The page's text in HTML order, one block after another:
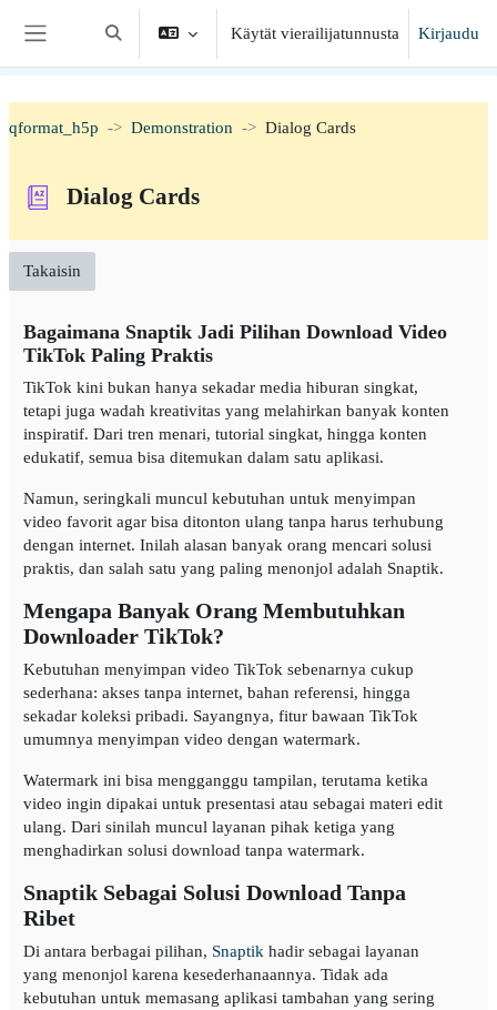
Vaihda hakusyöttöä
Käytät vierailijatunnusta Kirjaudu
qformat_h5p Demonstration Dialog Cards
Dialog Cards
Takaisin
Bagaimana Snaptik Jadi Pilihan Download Video
TikTok Paling Praktis
TikTok kini bukan hanya sekadar media hiburan singkat,
tetapi juga wadah kreativitas yang melahirkan banyak konten
inspiratif. Dari tren menari, tutorial singkat, hingga konten
edukatif, semua bisa ditemukan dalam satu aplikasi.
Namun, seringkali muncul kebutuhan untuk menyimpan
video favorit agar bisa ditonton ulang tanpa harus terhubung
dengan internet. Inilah alasan banyak orang mencari solusi
praktis, dan salah satu yang paling menonjol adalah Snaptik.
Mengapa Banyak Orang Membutuhkan
Downloader TikTok?
Kebutuhan menyimpan video TikTok sebenarnya cukup
sederhana: akses tanpa internet, bahan referensi, hingga
sekadar koleksi pribadi. Sayangnya, fitur bawaan TikTok
umumnya menyimpan video dengan watermark.
Watermark ini bisa mengganggu tampilan, terutama ketika
video ingin dipakai untuk presentasi atau sebagai materi edit
ulang. Dari sinilah muncul layanan pihak ketiga yang
menghadirkan solusi download tanpa watermark.
Snaptik Sebagai Solusi Download Tanpa
Ribet
Di antara berbagai pilihan, Snaptik hadir sebagai layanan
yang menonjol karena kesederhanaannya. Tidak ada
kebutuhan untuk memasang aplikasi tambahan yang sering